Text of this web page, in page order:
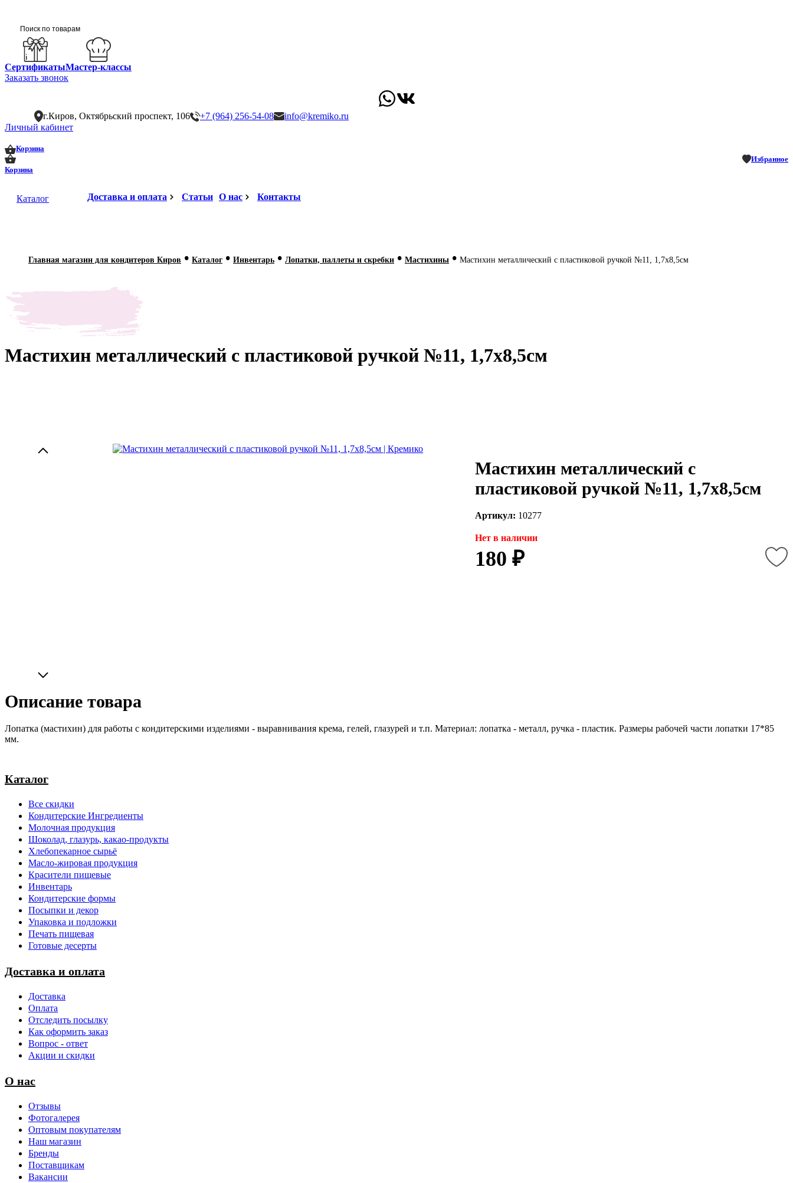
СертификатыМастер-классы
Заказать звонок
г.Киров, Октябрьский проспект, 106 +7 (964) 256-54-08
info@kremiko.ru
Личный кабинет
Корзина
Корзина
Избранное
Каталог Доставка и оплата Статьи О нас Контакты
Главная магазин для кондитеров Киров • Каталог • Инвентарь • Лопатки, паллеты и скребки • Мастихины • Мастихин металлический с пластиковой ручкой №11, 1,7х8,5см
Мастихин металлический с пластиковой ручкой №11, 1,7х8,5см
Мастихин металлический с
пластиковой ручкой №11, 1,7х8,5см
Артикул: 10277
Нет в наличии
180 ₽
Описание товара
Лопатка (мастихин) для работы с кондитерскими изделиями - выравнивания крема, гелей, глазурей и т.п. Материал: лопатка - металл, ручка - пластик. Размеры рабочей части лопатки 17*85
мм.
Каталог
Все скидки
Кондитерские Ингредиенты
Молочная продукция
Шоколад, глазурь, какао-продукты
Хлебопекарное сырьё
Масло-жировая продукция
Красители пищевые
Инвентарь
Кондитерские формы
Посыпки и декор
Упаковка и подложки
Печать пищевая
Готовые десерты
Доставка и оплата
Доставка
Оплата
Отследить посылку
Как оформить заказ
Вопрос - ответ
Акции и скидки
О нас
Отзывы
Фотогалерея
Оптовым покупателям
Наш магазин
Бренды
Поставщикам
Вакансии